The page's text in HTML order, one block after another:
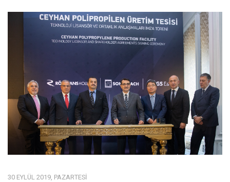
30 EYLÜL 2019, PAZARTESI